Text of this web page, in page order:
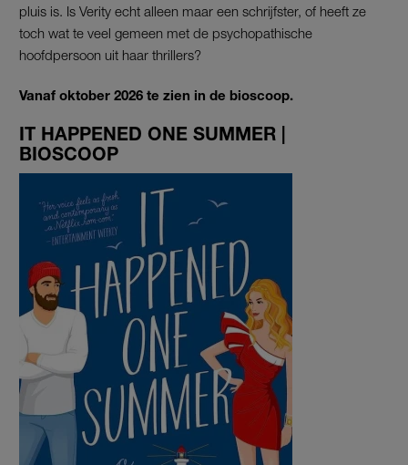
pluis is. Is Verity echt alleen maar een schrijfster, of heeft ze
toch wat te veel gemeen met de psychopathische
hoofdpersoon uit haar thrillers?
Vanaf oktober 2026 te zien in de bioscoop.
IT HAPPENED ONE SUMMER |
BIOSCOOP